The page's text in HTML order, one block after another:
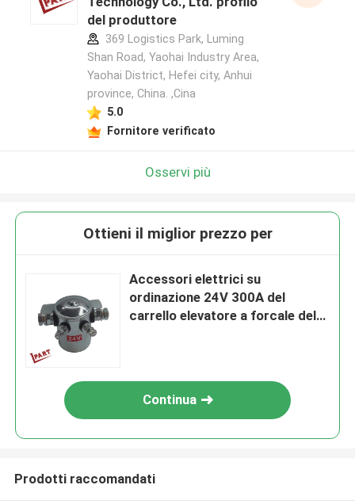
del produttore
369 Logistics Park, Luming
Shan Road, Yaohai Industry Area,
Yaohai District, Hefei city, Anhui
province, China. ,Cina
5.0
Fornitore verificato
Osservi più
Ottieni il miglior prezzo per
Accessori elettrici su
ordinazione 24V 300A del
carrello elevatore a forcale del
Continua
Prodotti raccomandati